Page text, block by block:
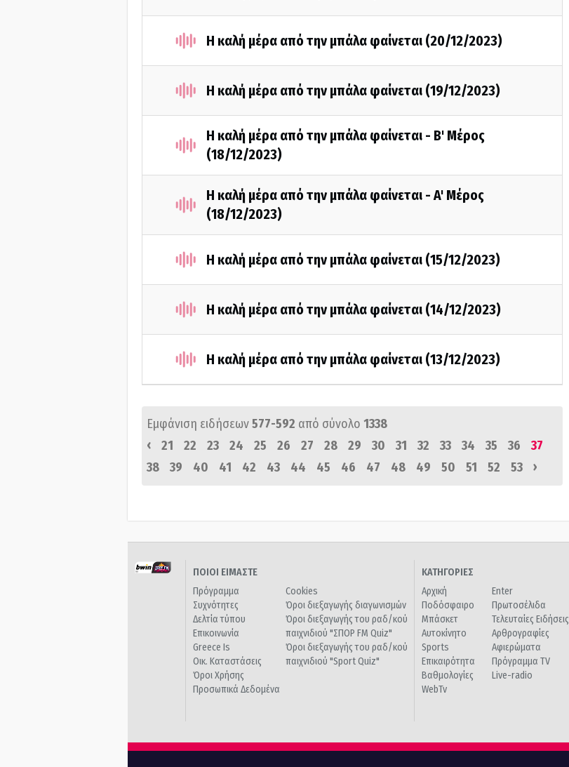
Η καλή μέρα από την μπάλα φαίνεται (20/12/2023)
Η καλή μέρα από την μπάλα φαίνεται (19/12/2023)
Η καλή μέρα από την μπάλα φαίνεται - Β' Μέρος
(18/12/2023)
Η καλή μέρα από την μπάλα φαίνεται - A' Mέρος
(18/12/2023)
Η καλή μέρα από την μπάλα φαίνεται (15/12/2023)
Η καλή μέρα από την μπάλα φαίνεται (14/12/2023)
Η καλή μέρα από την μπάλα φαίνεται (13/12/2023)
Εμφάνιση ειδήσεων577-592 από σύνολο 1338
‹
21 22 23 24 25 26 27 28 29 30 31 32 33 34 35 36
37
38
39 40 41 42 43 44 45 46 47 48 49 50 51 52 53 ›
ΠΟΙΟΙ ΕΙΜΑΣΤΕ
Πρόγραμμα
Συχνότητες
Δελτία τύπου
Επικοινωνία
Greece Is
Οικ. Καταστάσεις
Όροι Χρήσης
Προσωπικά Δεδομένα
Cookies
Όροι διεξαγωγής διαγωνισμών
Όροι διεξαγωγής του ραδ/κού
παιχνιδιού "ΣΠΟΡ FM Quiz"
Όροι διεξαγωγής του ραδ/κού
παιχνιδιού "Sport Quiz"
ΚΑΤΗΓΟΡΙΕΣ
Αρχική
Ποδόσφαιρο
Μπάσκετ
Αυτοκίνητο
Sports
Επικαιρότητα
Βαθμολογίες
WebTv
Enter
Πρωτοσέλιδα
Τελευταίες Ειδήσεις
Αρθρογραφίες
Αφιερώματα
Πρόγραμμα TV
Live-radio